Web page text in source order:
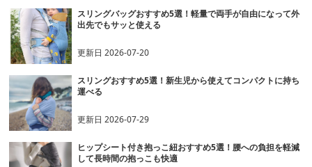
スリングバッグおすすめ5選！軽量で両手が自由になって外
出先でもサッと使える
更新日2026-07-20
スリングおすすめ5選！新生児から使えてコンパクトに持ち
運べる
更新日2026-07-29
ヒップシート付き抱っこ紐おすすめ5選！腰への負担を軽減
して長時間の抱っこも快適